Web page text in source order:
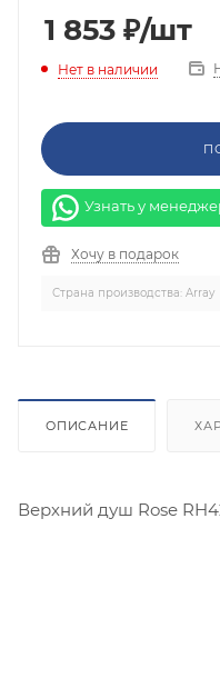
1 853 ₽/шт
Нет в наличии
Узнать у
Хочу в подарок
Страна производства: Array
ОПИСАНИЕ
Верхний душ Rose